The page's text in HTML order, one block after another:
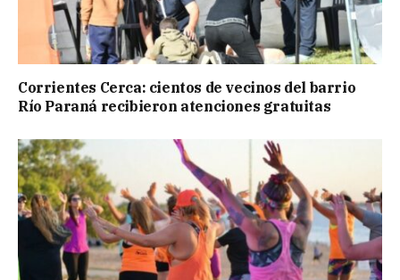
Corrientes Cerca: cientos de vecinos del barrio
Río Paraná recibieron atenciones gratuitas